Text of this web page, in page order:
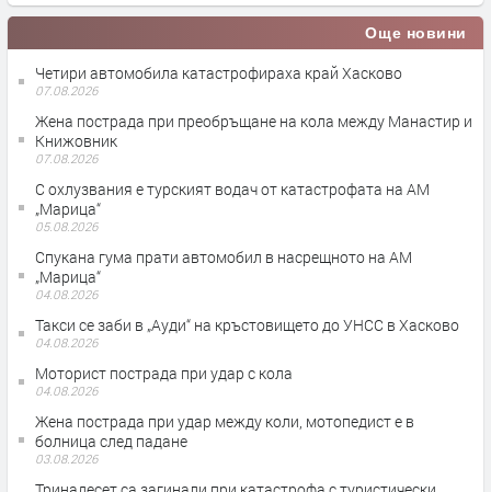
Още новини
Четири автомобила катастрофираха край Хасково
07.08.2026
Жена пострада при преобръщане на кола между Манастир и
Книжовник
07.08.2026
С охлузвания е турският водач от катастрофата на АМ
„Марица“
05.08.2026
Спукана гума прати автомобил в насрещното на АМ
„Марица“
04.08.2026
Такси се заби в „Ауди“ на кръстовището до УНСС в Хасково
04.08.2026
Моторист пострада при удар с кола
04.08.2026
Жена пострада при удар между коли, мотопедист е в
болница след падане
03.08.2026